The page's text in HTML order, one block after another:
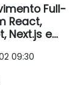
Full-
React,
Next.js e
09:30